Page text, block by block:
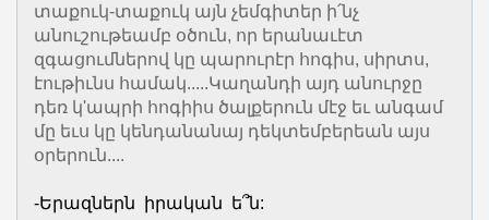
տաքուկ-տաքուկ այն չեմգիտեր ի՛նչ
անուշութեամբ օծուն, որ երանաւէտ
զգացումներով կը պարուրէր հոգիս, սիրտս,
էութիւնս համակ.....Կաղանդի այդ անուրջը
դեռ կ'ապրի հոգիիս ծալքերուն մէջ եւ անգամ
մը եւս կը կենդանանայ դեկտեմբերեան այս
օրերուն....
-Երազներն իրական ե՞ն: